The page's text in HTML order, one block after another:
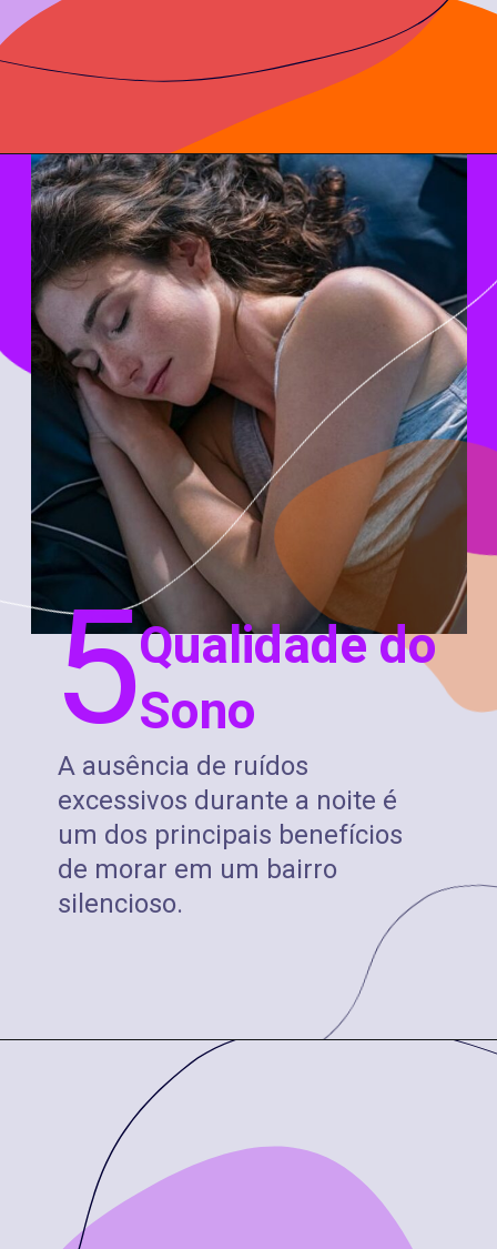
A ausência de ruídos
excessivos durante a noite é
um dos principais benefícios
de morar em um bairro
silencioso.
Qualidade do
Sono
5